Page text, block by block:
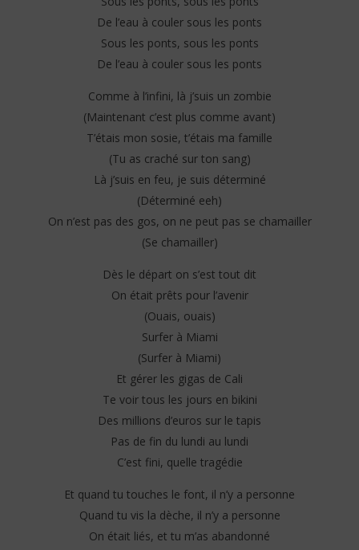
De l’eau à couler sous les ponts
Sous les ponts, sous les ponts
De l’eau à couler sous les ponts
Comme à l’infini, là j’suis un zombie
(Maintenant c’est plus comme avant)
T’étais mon sosie, t’étais ma famille
(Tu as craché sur ton sang)
Là j’suis en feu, je suis déterminé
(Déterminé eeh)
On n’est pas des gos, on ne peut pas se chamailler
(Se chamailler)
Dès le départ on s’est tout dit
On était prêts pour l’avenir
(Ouais, ouais)
Surfer à Miami
(Surfer à Miami)
Et gérer les gigas de Cali
Te voir tous les jours en bikini
Des millions d’euros sur le tapis
Pas de fin du lundi au lundi
C’est fini, quelle tragédie
Et quand tu touches le font, il n’y a personne
Quand tu vis la dèche, il n’y a personne
On était liés, et tu m’as abandonné